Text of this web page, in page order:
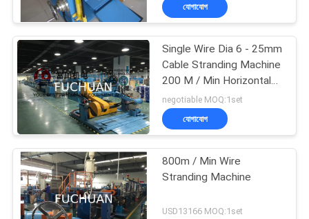
কারখানা
পরিদর্শন
গুণমান
নিয়ন্ত্রণ
আমাদের
সাথে
যোগাযোগ
Single Wire Dia 6 - 25mm
Cable Stranding Machine
200 M / Min Horizontal
Accumulator
negotiable MOQ:1set
যোগাযোগ
800m / Min Wire
Stranding Machine
USD13166 MOQ:1set